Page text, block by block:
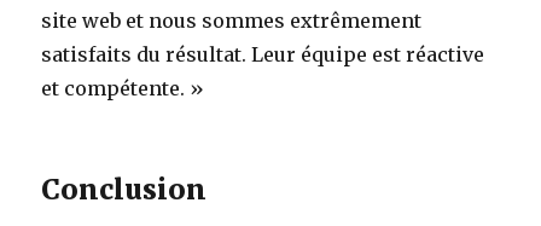
site web et nous sommes extrêmement
satisfaits du résultat. Leur équipe est réactive
et compétente. »
Conclusion